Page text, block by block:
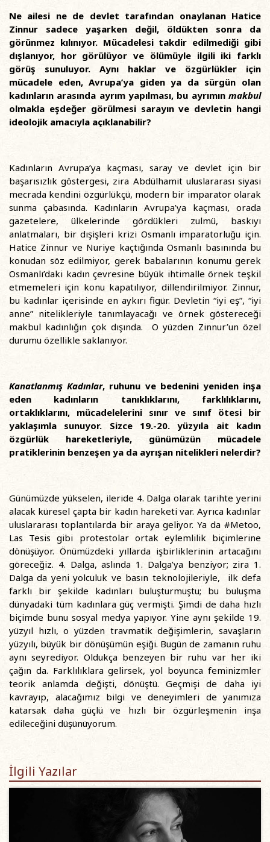
Ne ailesi ne de devlet tarafından onaylanan Hatice
Zinnur sadece yaşarken değil, öldükten sonra da
görünmez kılınıyor. Mücadelesi takdir edilmediği gibi
dışlanıyor, hor görülüyor ve ölümüyle ilgili iki farklı
görüş sunuluyor. Aynı haklar ve özgürlükler için
mücadele eden, Avrupa’ya giden ya da sürgün olan
kadınların arasında ayrım yapılması, bu ayrımın makbul
olmakla eşdeğer görülmesi sarayın ve devletin hangi
ideolojik amacıyla açıklanabilir?
Kadınların Avrupa’ya kaçması, saray ve devlet için bir
başarısızlık göstergesi, zira Abdülhamit uluslararası siyasi
mecrada kendini özgürlükçü, modern bir imparator olarak
sunma çabasında. Kadınların Avrupa’ya kaçması, orada
gazetelere, ülkelerinde gördükleri zulmü, baskıyı
anlatmaları, bir dışişleri krizi Osmanlı imparatorluğu için.
Hatice Zinnur ve Nuriye kaçtığında Osmanlı basınında bu
konudan söz edilmiyor, gerek babalarının konumu gerek
Osmanlı’daki kadın çevresine büyük ihtimalle örnek teşkil
etmemeleri için konu kapatılıyor, dillendirilmiyor. Zinnur,
bu kadınlar içerisinde en aykırı figür. Devletin “iyi eş”, “iyi
anne” nitelikleriyle tanımlayacağı ve örnek göstereceği
makbul kadınlığın çok dışında. O yüzden Zinnur’un özel
durumu özellikle saklanıyor.
Kanatlanmış Kadınlar, ruhunu ve bedenini yeniden inşa
eden kadınların tanıklıklarını, farklılıklarını,
ortaklıklarını, mücadelelerini sınır ve sınıf ötesi bir
yaklaşımla sunuyor. Sizce 19.-20. yüzyıla ait kadın
özgürlük hareketleriyle, günümüzün mücadele
pratiklerinin benzeşen ya da ayrışan nitelikleri nelerdir?
Günümüzde yükselen, ileride 4. Dalga olarak tarihte yerini
alacak küresel çapta bir kadın hareketi var. Ayrıca kadınlar
uluslararası toplantılarda bir araya geliyor. Ya da #Metoo,
Las Tesis gibi protestolar ortak eylemlilik biçimlerine
dönüşüyor. Önümüzdeki yıllarda işbirliklerinin artacağını
göreceğiz. 4. Dalga, aslında 1. Dalga’ya benziyor; zira 1.
Dalga da yeni yolculuk ve basın teknolojileriyle, ilk defa
farklı bir şekilde kadınları buluşturmuştu; bu buluşma
dünyadaki tüm kadınlara güç vermişti. Şimdi de daha hızlı
biçimde bunu sosyal medya yapıyor. Yine aynı şekilde 19.
yüzyıl hızlı, o yüzden travmatik değişimlerin, savaşların
yüzyılı, büyük bir dönüşümün eşiği. Bugün de zamanın ruhu
aynı seyrediyor. Oldukça benzeyen bir ruhu var her iki
çağın da. Farklılıklara gelirsek, yol boyunca feminizmler
teorik anlamda değişti, dönüştü. Geçmişi de daha iyi
kavrayıp, alacağımız bilgi ve deneyimleri de yanımıza
katarsak daha güçlü ve hızlı bir özgürleşmenin inşa
edileceğini düşünüyorum.
İlgili Yazılar